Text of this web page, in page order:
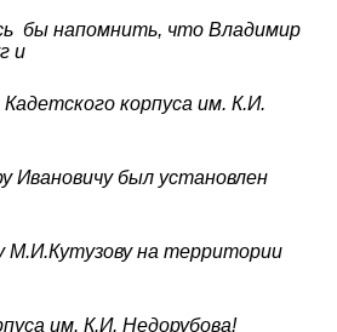
бы напомнить, что Владимир
и
корпуса им. К.И.
Ивановичу был установлен
М.И.Кутузову на территории
им. К.И. Недорубова!